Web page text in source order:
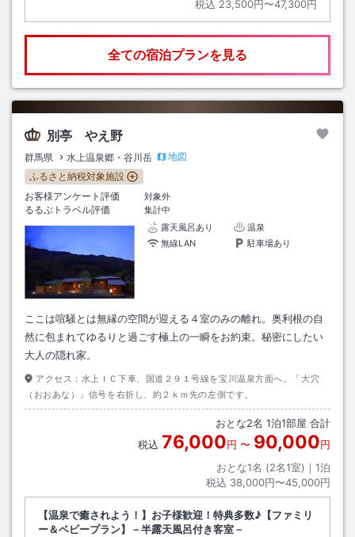
税込 23,500円〜47,300円
全ての宿泊プランを見る
別亭 やえ野
群馬県 水上温泉郷・谷川岳
地図
ふるさと納税対象施設
お客様アンケート評価
対象外
るるぶトラベル評価
集計中
露天風呂あり
温泉
無線LAN
駐車場あり
ここは喧騒とは無縁の空間が迎える４室のみの離れ。奥利根の自
然に包まれてゆるりと過ごす極上の一瞬をお約束。秘密にしたい
大人の隠れ家。
アクセス： 水上ＩＣ下車、国道２９１号線を宝川温泉方面へ。「大穴
（おおあな）」信号を右折し、約２ｋｍ先の左側です。
おとな2名 1泊1部屋 合計
税込 76,000円 〜 90,000円
おとな1名 (2名1室)｜ 1泊
税込 38,000円〜45,000円
【温泉で癒されよう！】お子様歓迎！特典多数♪【ファミリ
ー＆ベビープラン】－半露天風呂付き客室－